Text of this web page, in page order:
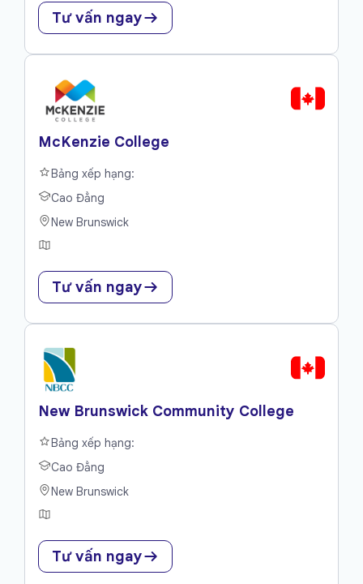
Tư vấn ngay
McKenzie College
Bảng xếp hạng:
Cao Đẳng
New Brunswick
Tư vấn ngay
New Brunswick Community College
Bảng xếp hạng:
Cao Đẳng
New Brunswick
Tư vấn ngay